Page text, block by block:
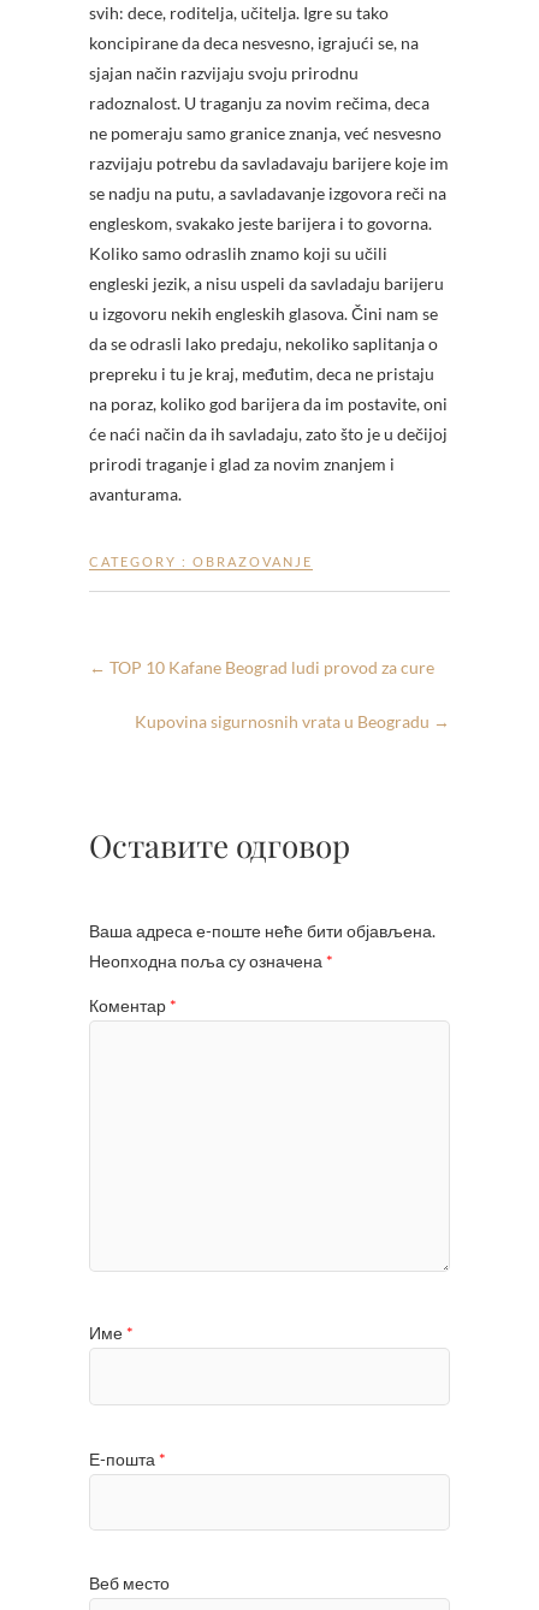
svih: dece, roditelja, učitelja. Igre su tako
koncipirane da deca nesvesno, igrajući se, na
sjajan način razvijaju svoju prirodnu
radoznalost. U traganju za novim rečima, deca
ne pomeraju samo granice znanja, već nesvesno
razvijaju potrebu da savladavaju barijere koje im
se nadju na putu, a savladavanje izgovora reči na
engleskom, svakako jeste barijera i to govorna.
Koliko samo odraslih znamo koji su učili
engleski jezik, a nisu uspeli da savladaju barijeru
u izgovoru nekih engleskih glasova. Čini nam se
da se odrasli lako predaju, nekoliko saplitanja o
prepreku i tu je kraj, međutim, deca ne pristaju
na poraz, koliko god barijera da im postavite, oni
će naći način da ih savladaju, zato što je u dečijoj
prirodi traganje i glad za novim znanjem i
avanturama.
CATEGORY : OBRAZOVANJE
← TOP 10 Kafane Beograd ludi provod za cure
Kupovina sigurnosnih vrata u Beogradu →
Оставите одговор
Ваша адреса е-поште неће бити објављена.
Неопходна поља су означена *
Коментар *
Име *
Е-пошта *
Веб место